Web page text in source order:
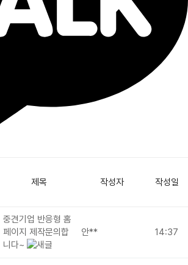
제목 작성자 작성일
중견기업 반응형 홈
페이지 제작문의합
니다~
안** 14:37